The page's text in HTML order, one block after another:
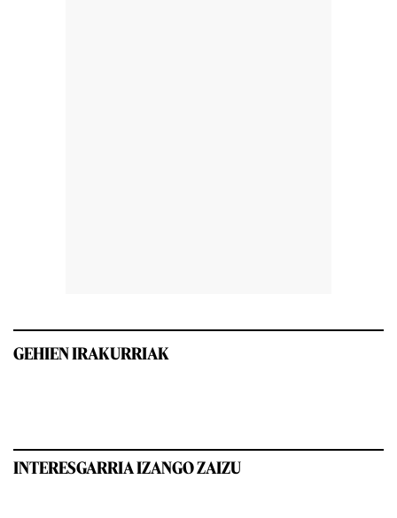
GEHIEN IRAKURRIAK
INTERESGARRIA IZANGO ZAIZU